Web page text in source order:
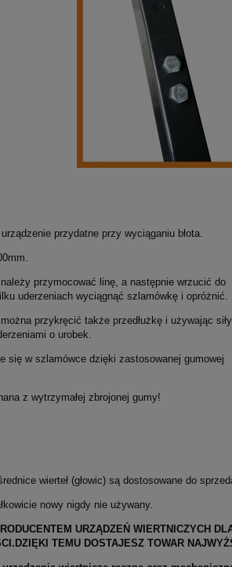
przydatne przy wyciąganiu błota.
przymocować linę, a następnie wrzucić do
uderzeniach wyciągnąć szlamówkę i opróżnić.
przykręcić także przedłużkę i używając
o urobek.
się w szlamówce dzięki zastosowanej gumowej
z wytrzymałej zbrojonej gumy!
wierteł (głowic) są dostosowane do
nowy nigdy nie używany.
URZĄDZEŃ WIERTNICZYCH
TEMU DOSTAJESZ TOWAR